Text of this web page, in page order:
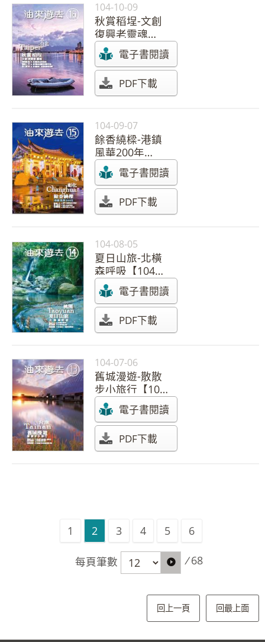
104-10-09
秋賞稻埕-文創
復興老靈魂
【104年 第16
期】 電子書閱讀
PDF下載
104-09-07
餘香繞樑-港鎮
風華200年
【104年 第15
期】 電子書閱讀
PDF下載
104-08-05
夏日山旅-北橫
森呼吸【104年
第14期】
電子書閱讀
PDF下載
104-07-06
舊城漫遊-散散
步小旅行【104
年 第13期】
電子書閱讀
PDF下載
1 2 3 4 5 6
每頁筆數 / 68
回上一頁 回最上面